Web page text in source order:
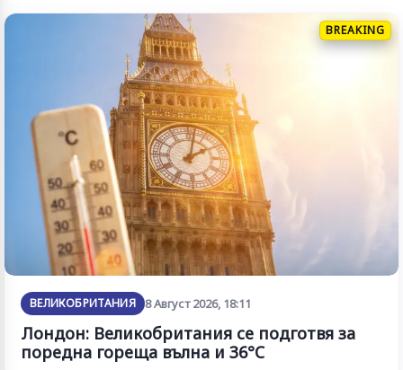
BREAKING
ВЕЛИКОБРИТАНИЯ 8 Август 2026, 18:11
Лондон: Великобритания се подготвя за
поредна гореща вълна и 36°C